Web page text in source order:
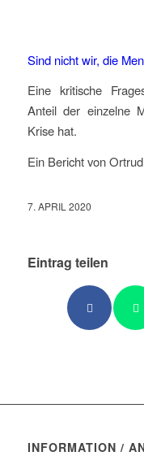
Sind nicht wir, die
Eine kritische
Anteil der einzelne
Krise hat.
Ein Bericht von
7. APRIL 2020
Eintrag teilen
INFORMATION /